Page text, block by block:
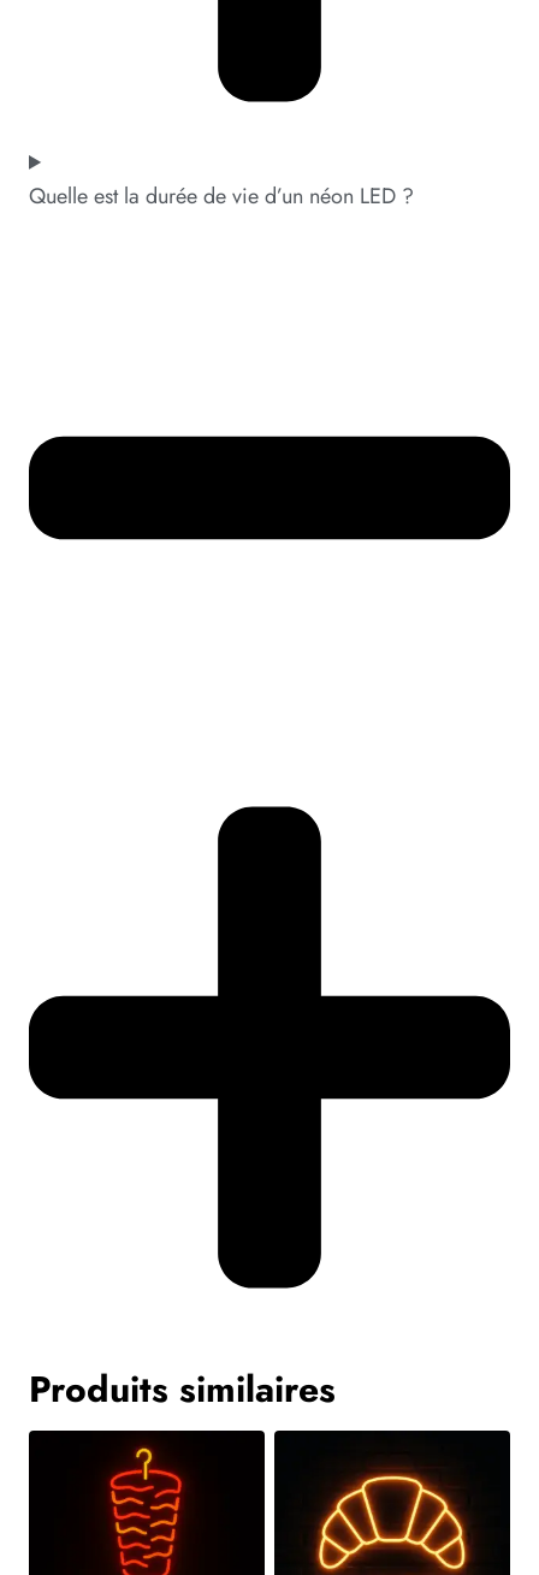
Quelle est la durée de vie d’un néon LED ?
Produits similaires